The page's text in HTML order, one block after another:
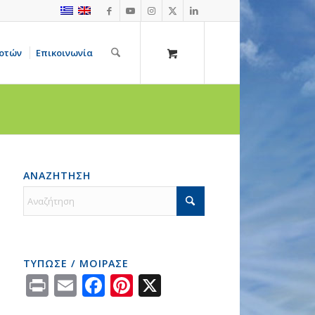
Επικοινωνία
ΑΝΑΖΗΤΗΣΗ
ΤΥΠΩΣΕ / ΜΟΙΡΑΣΕ
PrintEmailFacebook
Pinterest